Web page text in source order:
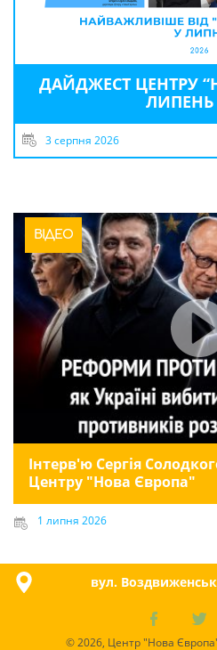
ДАЙДЖЕСТ ЦЕНТРУ
ЛИПЕНЬ
3 серпня 2026
ВІДЕО
Інтерв'ю Сергія
Центру "Нова Європа"
1 липня 2026
вул.
© 2026, Центр "Нова